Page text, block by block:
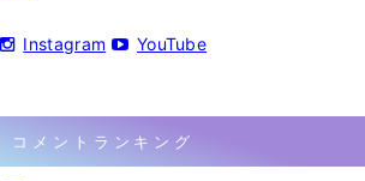
Instagram YouTube
コメントランキング